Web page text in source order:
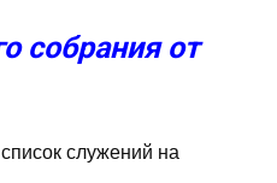
собрания от
служений на